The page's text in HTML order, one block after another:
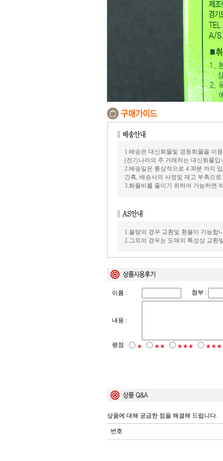
1.배송은 대신화물및 경동화물을 이
(전기나라의 주 거래처는 대신화물입
2.배송일은 통상적으로 4:30분 까지
간혹, 배송사의 사정및 재고 부촉으
3.화물비를 줄이기 위하여 가능하면
1.불량의 경우 교환및 환불이 가능합
2.그외의 경우는 도매의 특성상 교환
이름 : 첨부 :
내용 :
평점 ★ ★★ ★★★
상품에 대해 궁금한 점을 해결해 드립니다.
번호